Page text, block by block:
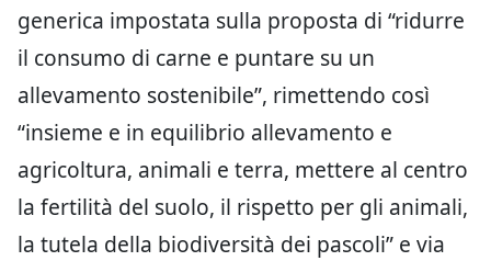
generica impostata sulla proposta di “ridurre
il consumo di carne e puntare su un
allevamento sostenibile”, rimettendo così
“insieme e in equilibrio allevamento e
agricoltura, animali e terra, mettere al centro
la fertilità del suolo, il rispetto per gli animali,
la tutela della biodiversità dei pascoli” e via